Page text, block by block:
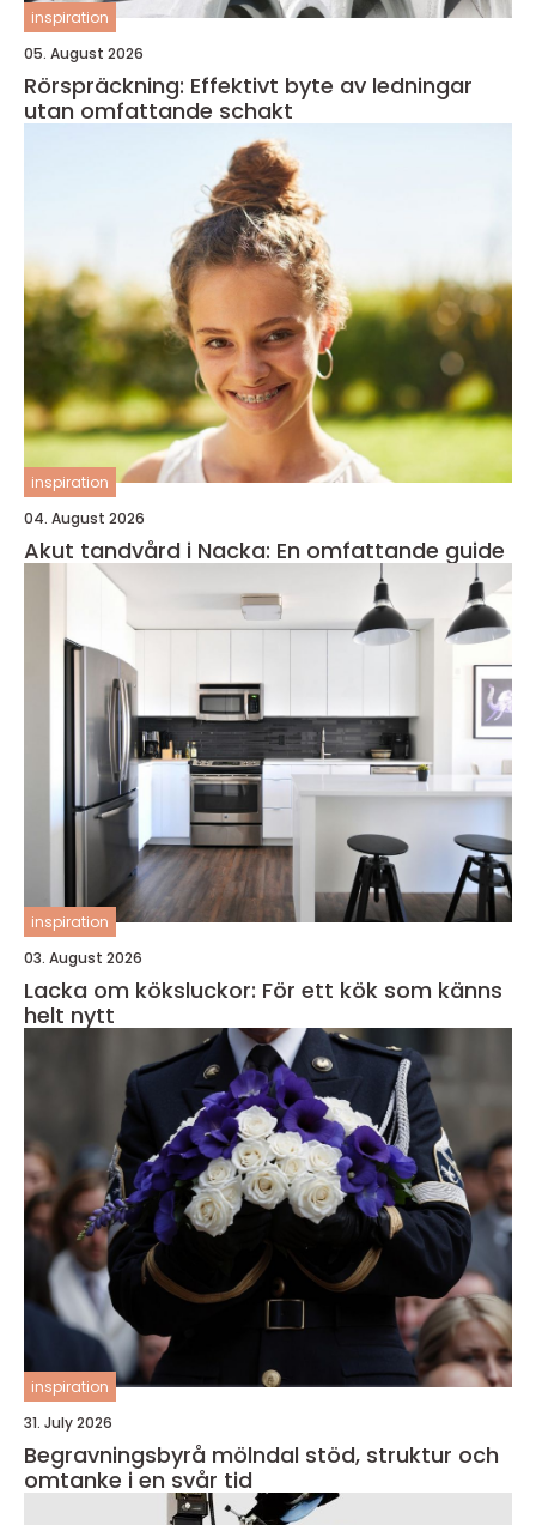
inspiration
05. August 2026
Rörspräckning: Effektivt byte av ledningar
utan omfattande schakt
inspiration
04. August 2026
Akut tandvård i Nacka: En omfattande guide
inspiration
03. August 2026
Lacka om köksluckor: För ett kök som känns
helt nytt
inspiration
31. July 2026
Begravningsbyrå mölndal stöd, struktur och
omtanke i en svår tid